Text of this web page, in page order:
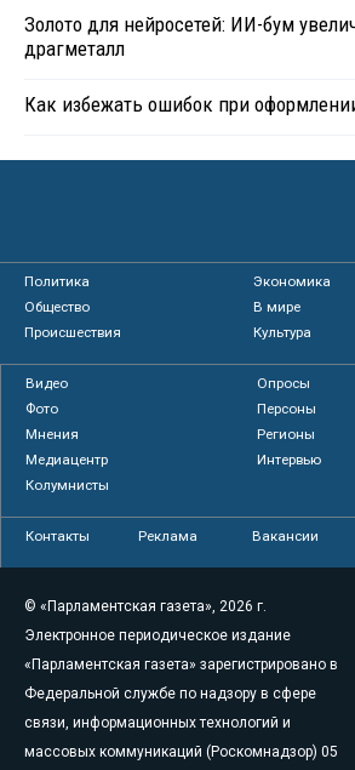
Золото для нейросетей: ИИ-бум
драгметалл
Как избежать ошибок при
Политика
Экономика
Общество
В мире
Происшествия
Культура
Видео
Опросы
Фото
Персоны
Мнения
Регионы
Медиацентр
Интервью
Колумнисты
Контакты Реклама Вакансии
© «Парламентская газета», 2026 г.
Электронное периодическое издание
«Парламентская газета» зарегистрировано в
Федеральной службе по надзору в сфере
связи, информационных технологий и
массовых коммуникаций (Роскомнадзор) 05